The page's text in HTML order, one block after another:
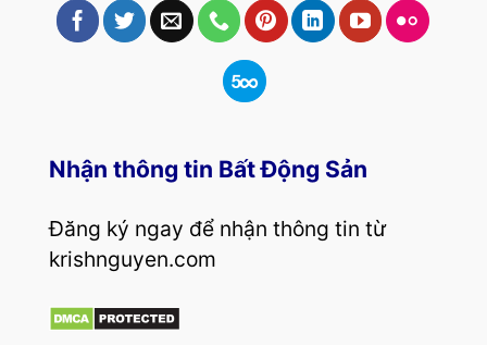
Nhận thông tin Bất Động Sản
Đăng ký ngay để nhận thông tin từ
krishnguyen.com